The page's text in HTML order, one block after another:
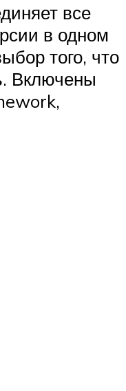
все
в одном
того, что
Включены